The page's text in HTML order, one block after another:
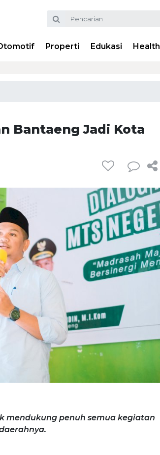
Properti Edukasi Health
Bantaeng Jadi Kota
mendukung penuh semua kegiatan